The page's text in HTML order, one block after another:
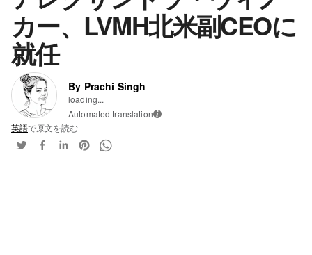
カー、LVMH北米副CEOに
就任
By Prachi Singh
loading...
Automated translation i
英語で原文を読む